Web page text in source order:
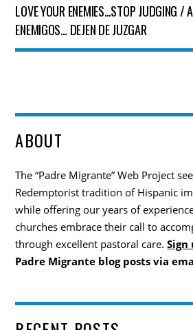
LOVE YOUR ENEMIES…STOP JUDGING /
ENEMIGOS… DEJEN DE JUZGAR
ABOUT
The “Padre Migrante” Web Project
Redemptorist tradition of Hispanic
while offering our years of
churches embrace their call to
through excellent pastoral care. Sign
Padre Migrante blog posts via